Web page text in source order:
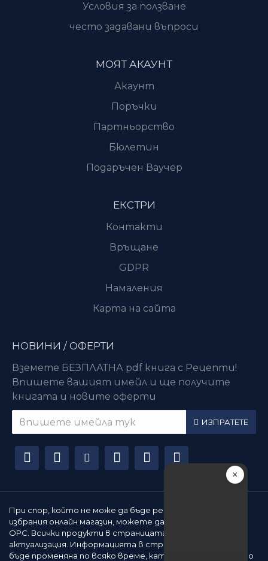
×
Условия за ползване
често задавани въпроси
МОЯТ АКАУНТ
Акаунт
Поръчки
Партньорство
Бюлетин
Подаръчен Ваучер
ЕКСТРИ
Контакти
Връщане
GDPR
Намаления
Карта на сайта
НОВИНИ / ОФЕРТИ
Вземете БЕЗПЛАТНА pdf книга с Рецепти!
Впишете вашият имейл и ще получите
книгата и новите оферти
ИЗПРАТЕТЕ
При спор, който не може да бъде решен съвместно с
избрания онлайн магазин, можете да използвате сайта
ОРС. Всички продукти в страницата подлежат на
актуализация. Информацията в страницата може да
бъде променяна по всяко време, като не е задължително